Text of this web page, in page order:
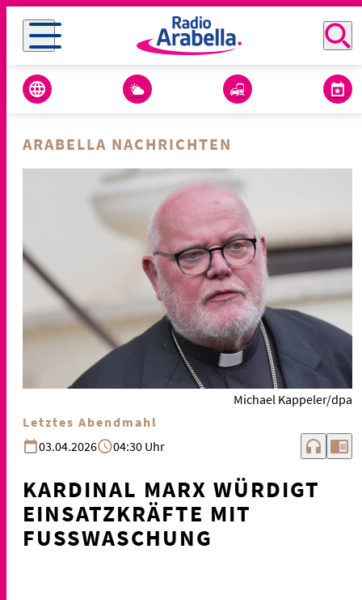
ARABELLA NACHRICHTEN
Michael Kappeler/dpa
Letztes Abendmahl
03.04.2026
04:30 Uhr headphones chrome_reader_mode
KARDINAL MARX WÜRDIGT
EINSATZKRÄFTE MIT
FUSSWASCHUNG